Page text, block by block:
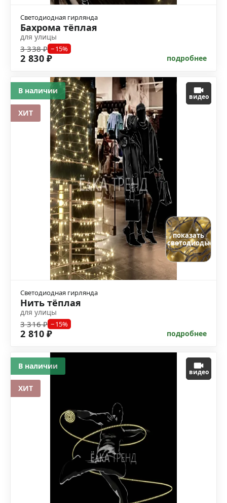
Светодиодная гирлянда
Бахрома тёплая
для улицы
3 338 ₽ −15%
2 830 ₽ подробнее
видео
показать
светодиоды
Светодиодная гирлянда
Нить тёплая
для улицы
3 316 ₽ −15%
2 810 ₽ подробнее
В наличии
ХИТ
видео
В наличии
ХИТ